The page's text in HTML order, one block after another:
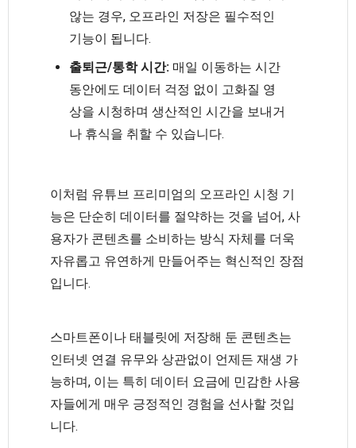
않는 경우, 오프라인 저장은 필수적인
기능이 됩니다.
출퇴근/통학 시간: 매일 이동하는 시간
동안에도 데이터 걱정 없이 고화질 영
상을 시청하며 생산적인 시간을 보내거
나 휴식을 취할 수 있습니다.
이처럼 유튜브 프리미엄의 오프라인 시청 기
능은 단순히 데이터를 절약하는 것을 넘어, 사
용자가 콘텐츠를 소비하는 방식 자체를 더욱
자유롭고 유연하게 만들어주는 혁신적인 장점
입니다.
스마트폰이나 태블릿에 저장해 둔 콘텐츠는
인터넷 연결 유무와 상관없이 언제든 재생 가
능하며, 이는 특히 데이터 요금에 민감한 사용
자들에게 매우 긍정적인 경험을 선사할 것입
니다.